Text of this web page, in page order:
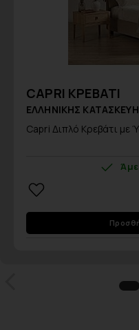
CAPRI ΚΡΕΒΑΤΙ
ΕΛΛΗΝΙΚΗΣ
Capri Διπλό Κρεβάτι με